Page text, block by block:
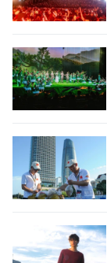
TIN MỚI
TIN ĐỊA
Trung du và
Bắc Trung Bộ
Duyên hải
Đông Nam Bộ